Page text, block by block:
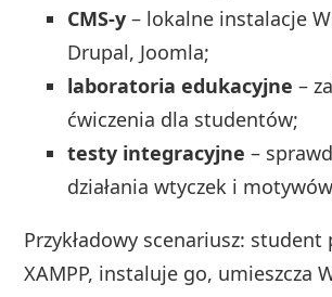
CMS-y – lokalne instalacje
Drupal, Joomla;
laboratoria edukacyjne –
ćwiczenia dla studentów;
testy integracyjne –
działania wtyczek i
Przykładowy scenariusz: student
XAMPP, instaluje go, umieszcza